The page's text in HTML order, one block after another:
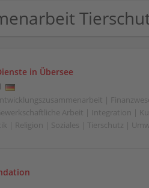
in Übersee
|
Arbeit | Integration |
| Religion | Soziales | Tierschutz |